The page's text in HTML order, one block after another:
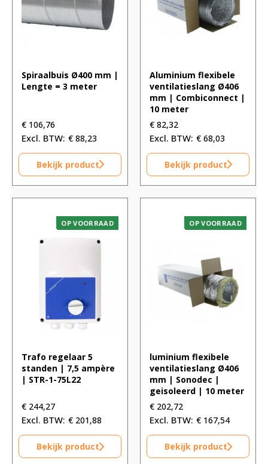
Spiraalbuis Ø400 mm |
Lengte = 3 meter
€ 106,76
€ 88,23
Bekijk product
Aluminium flexibele
ventilatieslang Ø406
mm | Combiconnect |
10 meter
€ 82,32
€ 68,03
Bekijk product
OP VOORRAAD
Trafo regelaar 5
standen | 7,5 ampère
| STR-1-75L22
€ 244,27
€ 201,88
Bekijk product
OP VOORRAAD
luminium flexibele
ventilatieslang Ø406
mm | Sonodec |
geisoleerd | 10 meter
€ 202,72
€ 167,54
Bekijk product